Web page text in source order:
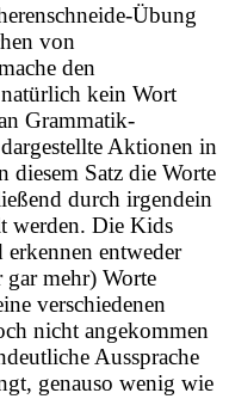
Übung
von
den
kein Wort
Grammatik-
Aktionen in
diesem Satz die Worte
durch irgendein
werden. Die Kids
entweder
gar mehr) Worte
verschiedenen
nicht angekommen
Aussprache
genauso wenig wie